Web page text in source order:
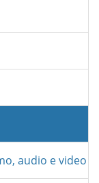
audio e video